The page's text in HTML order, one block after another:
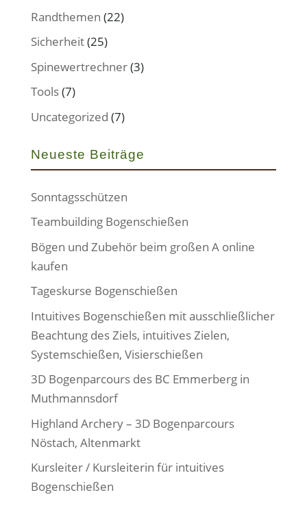
Randthemen (22)
Sicherheit(25)
Spinewertrechner(3)
Tools(7)
Uncategorized (7)
Neueste Beiträge
Sonntagsschützen
Teambuilding Bogenschießen
Bögen und Zubehör beim großen A online
kaufen
Tageskurse Bogenschießen
Intuitives Bogenschießen mit ausschließlicher
Beachtung des Ziels, intuitives Zielen,
Systemschießen, Visierschießen
3D Bogenparcours des BC Emmerberg in
Muthmannsdorf
Highland Archery – 3D Bogenparcours
Nöstach, Altenmarkt
Kursleiter / Kursleiterin für intuitives
Bogenschießen